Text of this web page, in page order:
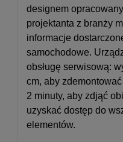
designem
projektanta z branży
informacje
samochodowe.
obsługę serwisową:
cm, aby
2 minuty, aby zdjąć
uzyskać dostęp do
elementów.